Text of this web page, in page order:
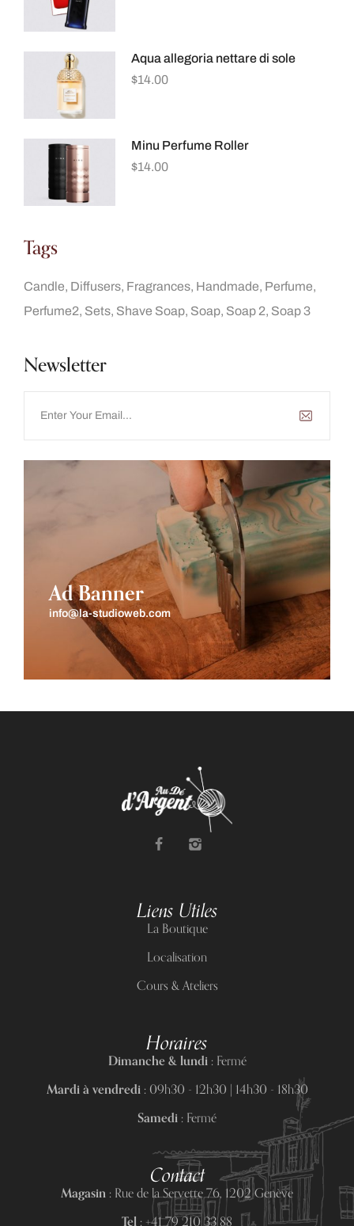
Aqua allegoria nettare di sole
$14.00
Minu Perfume Roller
$14.00
Tags
Candle Diffusers Fragrances Handmade Perfume
Perfume2 Sets Shave Soap Soap Soap 2 Soap 3
Newsletter
Ad Banner
info@la-studioweb.com
Liens Utiles
La Boutique
Localisation
Cours & Ateliers
Horaires
Dimanche & lundi :Fermé
Mardi à vendredi :09h30 - 12h30 | 14h30 - 18h30
Samedi :Fermé
Contact
Magasin :Rue de la Servette 76, 1202 Genève